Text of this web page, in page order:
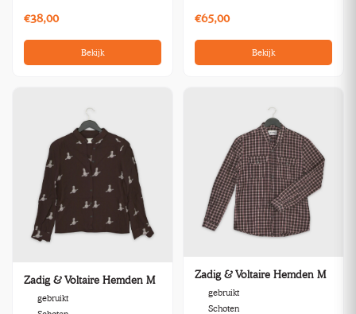
€38,00
Bekijk
€65,00
Bekijk
Zadig & Voltaire Hemden M
gebruikt
Zadig & Voltaire Hemden M
gebruikt
Schoten